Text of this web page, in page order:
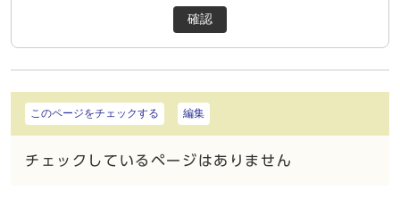
確認
このページをチェックする 編集
チェックしているページはありません